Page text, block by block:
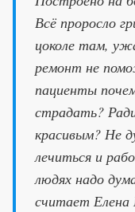
Всё проросло
цоколе там,
ремонт не
пациенты
страдать?
красивым? Не
лечиться и
людях надо
считает Елена